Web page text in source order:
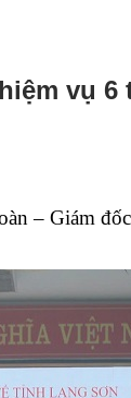
vụ 6
– Giám